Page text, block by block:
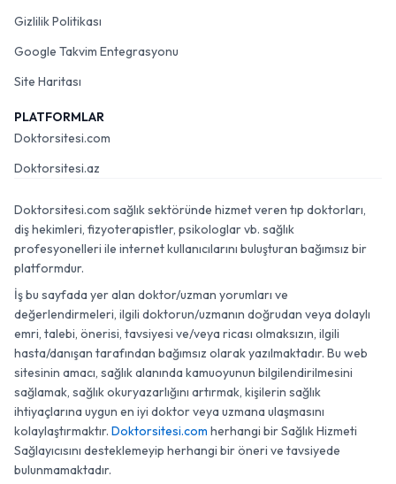
Gizlilik Politikası
Google Takvim Entegrasyonu
Site Haritası
PLATFORMLAR
Doktorsitesi.com
Doktorsitesi.az
Doktorsitesi.com sağlık sektöründe hizmet veren tıp doktorları,
diş hekimleri, fizyoterapistler, psikologlar vb. sağlık
profesyonelleri ile internet kullanıcılarını buluşturan bağımsız bir
platformdur.
İş bu sayfada yer alan doktor/uzman yorumları ve
değerlendirmeleri, ilgili doktorun/uzmanın doğrudan veya dolaylı
emri, talebi, önerisi, tavsiyesi ve/veya ricası olmaksızın, ilgili
hasta/danışan tarafından bağımsız olarak yazılmaktadır. Bu web
sitesinin amacı, sağlık alanında kamuoyunun bilgilendirilmesini
sağlamak, sağlık okuryazarlığını artırmak, kişilerin sağlık
ihtiyaçlarına uygun en iyi doktor veya uzmana ulaşmasını
kolaylaştırmaktır. Doktorsitesi.com herhangi bir Sağlık Hizmeti
Sağlayıcısını desteklemeyip herhangi bir öneri ve tavsiyede
bulunmamaktadır.